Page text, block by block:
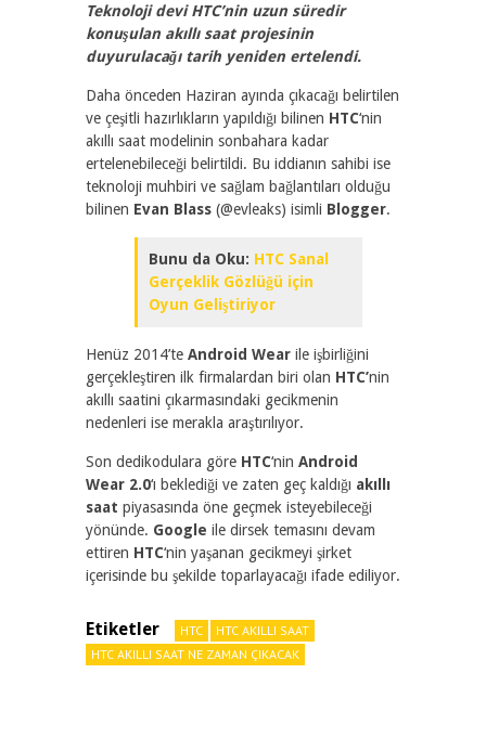
Teknoloji devi HTC’nin uzun süredir
konuşulan akıllı saat projesinin
duyurulacağı tarih yeniden ertelendi.
Daha önceden Haziran ayında çıkacağı belirtilen
ve çeşitli hazırlıkların yapıldığı bilinen HTC‘nin
akıllı saat modelinin sonbahara kadar
ertelenebileceği belirtildi. Bu iddianın sahibi ise
teknoloji muhbiri ve sağlam bağlantıları olduğu
bilinen Evan Blass (@evleaks) isimli Blogger.
Bunu da Oku: HTC Sanal
Gerçeklik Gözlüğü için
Oyun Geliştiriyor
Henüz 2014’te Android Wear ile işbirliğini
gerçekleştiren ilk firmalardan biri olan HTC’nin
akıllı saatini çıkarmasındaki gecikmenin
nedenleri ise merakla araştırılıyor.
Son dedikodulara göre HTC‘nin Android
Wear 2.0‘ı beklediği ve zaten geç kaldığı akıllı
saat piyasasında öne geçmek isteyebileceği
yönünde. Google ile dirsek temasını devam
ettiren HTC‘nin yaşanan gecikmeyi şirket
içerisinde bu şekilde toparlayacağı ifade ediliyor.
Etiketler HTC
HTC AKILLI SAAT
HTC AKILLI SAAT NE ZAMAN ÇIKACAK